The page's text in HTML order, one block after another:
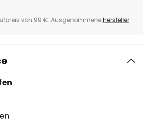
von 99 €. AusgenommeneHersteller.